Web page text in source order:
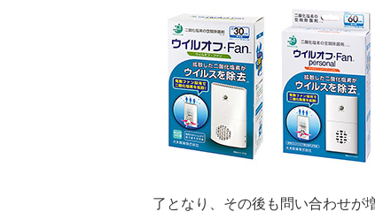
了となり、その後も問い合わせが